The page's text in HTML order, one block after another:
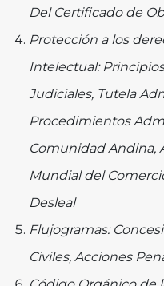
Del Certificado de
Protección a los
Intelectual:
Judiciales, Tutela
Procedimientos
Comunidad Andina,
Mundial del
Desleal
Flujogramas:
Civiles, Acciones